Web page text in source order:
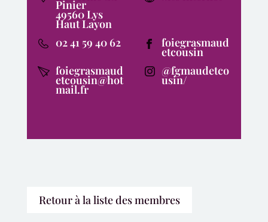
Pinier
49560 Lys
Haut Layon
02 41 59 40 62 foiegrasmaud
etcousin
foiegrasmaud
etcousin@hot
mail.fr
@fgmaudetco
usin/
Retour à la liste des membres